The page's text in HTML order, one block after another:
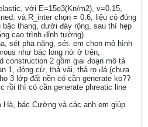
với E=15e3(Kn/m2), v=0.15,
và R_inter chọn = 0.6, liệu có đúng
thang, dưới đáy rộng, sau thì hẹp
cao trình đỉnh tường)
sét pha nặng, sét. em chọn mô hình
như bác long nói ở trên,
construction 2 gồm giai đoạn mô tả
1, đóng cừ, thả vải, thả rọ đá (chưa
3 lớp đất nền có cần generate ko??
rồi thì có cần generate phreatic line
Hà, bác Cường và các anh em giúp